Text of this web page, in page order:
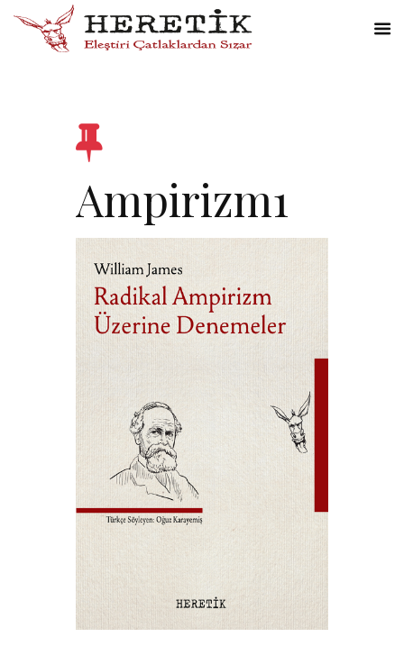
Ampirizm1